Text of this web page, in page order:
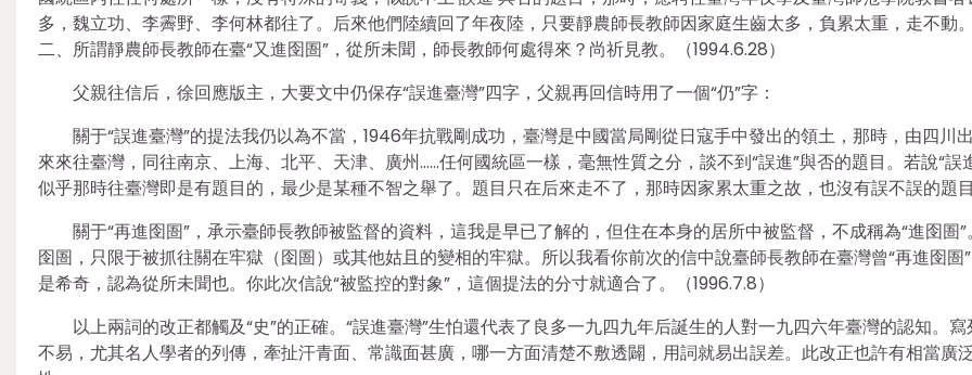
多，魏立功、李霽野、李何林都往了。后來他們陸續回了年夜陸，只要靜農師長教師因家庭生齒太多，負累太重，走不動。
二、所謂靜農師長教師在臺“又進囹圄”，從所未聞，師長教師何處得來？尚祈見教。（1994.6.28）
父親往信后，徐回應版主，大要文中仍保存“誤進臺灣”四字，父親再回信時用了一個“仍”字：
關于“誤進臺灣”的提法我仍以為不當，1946年抗戰剛成功，臺灣是中國當局剛從日寇手中發出的領土，那時，由四川
來來往臺灣，同往南京、上海、北平、天津、廣州……任何國統區一樣，毫無性質之分，談不到“誤進”與否的題目。若說“誤
似乎那時往臺灣即是有題目的，最少是某種不智之舉了。題目只在后來走不了，那時因家累太重之故，也沒有誤不誤的題目
關于“再進囹圄”，承示臺師長教師被監督的資料，這我是早已了解的，但住在本身的居所中被監督，不成稱為“進囹圄”
囹圄，只限于被抓往關在牢獄（囹圄）或其他姑且的變相的牢獄。所以我看你前次的信中說臺師長教師在臺灣曾“再進囹圄
是希奇，認為從所未聞也。你此次信說“被監控的對象”，這個提法的分寸就適合了。（1996.7.8）
以上兩詞的改正都觸及“史”的正確。“誤進臺灣”生怕還代表了良多一九四九年后誕生的人對一九四六年臺灣的認知。寫
不易，尤其名人學者的列傳，牽扯汗青面、常識面甚廣，哪一方面清楚不敷透闢，用詞就易出誤差。此改正也許有相當廣